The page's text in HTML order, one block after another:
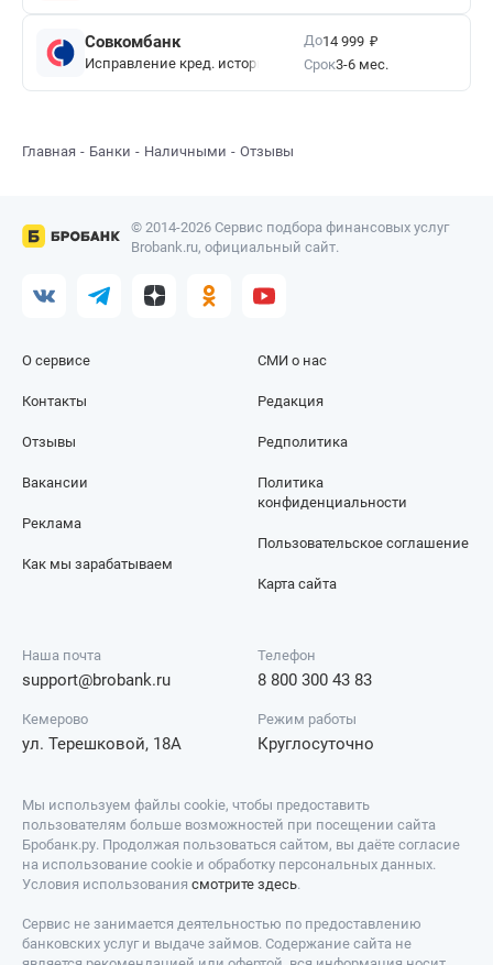
Совкомбанк
Исправление кред. истории
До14 999 ₽
Срок3-6 мес.
Главная Банки Наличными Отзывы
© 2014-2026 Сервис подбора финансовых услуг
Brobank.ru, официальный сайт.
О сервисе
Контакты
Отзывы
СМИ о нас
Редакция
Редполитика
Вакансии
Реклама
Как мы зарабатываем
Политика
конфиденциальности
Пользовательское соглашение
Карта сайта
Наша почта
support@brobank.ru
Телефон
8 800 300 43 83
Кемерово
ул. Терешковой, 18А
Режим работы
Круглосуточно
Мы используем файлы cookie, чтобы предоставить
пользователям больше возможностей при посещении сайта
Бробанк.ру. Продолжая пользоваться сайтом, вы даёте согласие
на использование cookie и обработку персональных данных.
Условия использования смотрите здесь.
Сервис не занимается деятельностью по предоставлению
банковских услуг и выдаче займов. Содержание сайта не